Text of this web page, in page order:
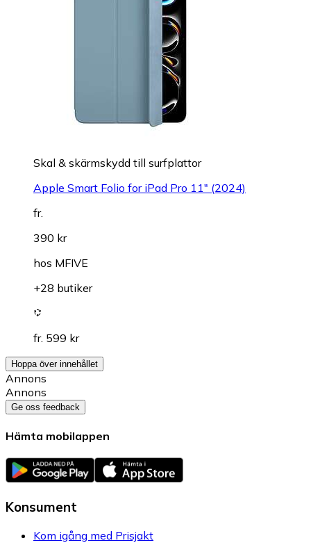
Skal & skärmskydd till surfplattor
Apple Smart Folio for iPad Pro 11" (2024)
fr.
390 kr
hos MFIVE
+28 butiker
fr. 599 kr
Hoppa över innehållet
Annons
Annons
Ge oss feedback
Hämta mobilappen
Konsument
Kom igång med Prisjakt